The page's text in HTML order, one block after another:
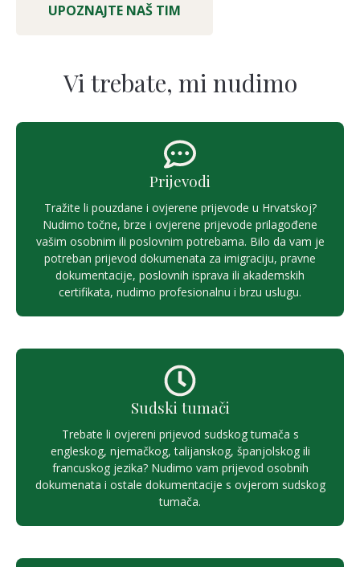
UPOZNAJTE NAŠ TIM
Vi trebate, mi nudimo
Prijevodi
Tražite li pouzdane i ovjerene prijevode u Hrvatskoj?
Nudimo točne, brze i ovjerene prijevode prilagođene
vašim osobnim ili poslovnim potrebama. Bilo da vam je
potreban prijevod dokumenata za imigraciju, pravne
dokumentacije, poslovnih isprava ili akademskih
certifikata, nudimo profesionalnu i brzu uslugu.
Sudski tumači
Trebate li ovjereni prijevod sudskog tumača s
engleskog, njemačkog, talijanskog, španjolskog ili
francuskog jezika? Nudimo vam prijevod osobnih
dokumenata i ostale dokumentacije s ovjerom sudskog
tumača.